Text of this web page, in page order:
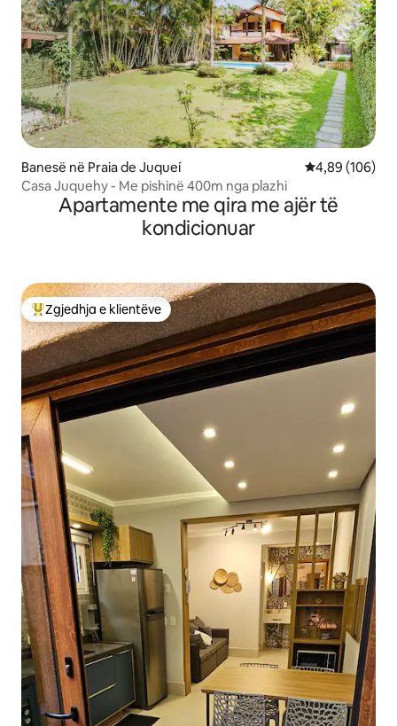
Banesë në Praia de Juqueí Vlerësimi
4,89 (106)
Casa Juquehy - Me pishinë 400m nga plazhi
Apartamente me qira me ajër të
kondicionuar
Më të mirat e zgjedhjeve të klientëve
Zgjedhja e klientëve